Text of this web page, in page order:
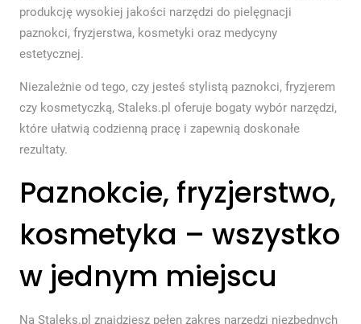
produkcję wysokiej jakości narzędzi do pielęgnacji
paznokci, fryzjerstwa, kosmetyki oraz medycyny
estetycznej.
Niezależnie od tego, czy jesteś stylistą paznokci, fryzjerem
czy kosmetyczką, Staleks.pl oferuje bogaty wybór narzędzi,
które ułatwią codzienną pracę i zapewnią doskonałe
rezultaty.
Paznokcie, fryzjerstwo,
kosmetyka – wszystko
w jednym miejscu
Na Staleks.pl znajdziesz pełen zakres narzędzi niezbędnych